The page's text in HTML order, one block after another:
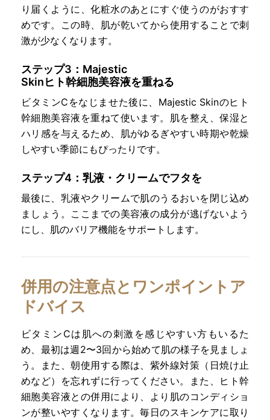
り届くように、化粧水のあとにすぐ使うのがおすす
めです。この時、肌が乾いてから使用することで刺
激が少なくなります。
ステップ3：Majestic
Skinヒト幹細胞美容液を重ねる
ビタミンCをなじませた後に、Majestic Skinのヒト
幹細胞美容液を重ねて使います。肌を整え、保湿と
ハリ感を与えるため、肌がゆるぎやすい時期や乾燥
しやすい季節にもぴったりです。
ステップ4：乳液・クリームでフタを
最後に、乳液やクリームで肌のうるおいを閉じ込め
ましょう。ここまでの美容液の成分が逃げないよう
にし、肌のバリア機能をサポートします。
併用の注意点とワンポイントア
ドバイス
ビタミンCは肌への刺激を感じやすい方もいるた
め、最初は週2〜3回から始めて肌の様子を見ましょ
う。また、朝使用する際は、紫外線対策（日焼け止
めなど）を忘れずに行ってください。また、ヒト幹
細胞美容液との併用により、より肌のコンディショ
ンが整いやすくなります。毎日のスキンケアに取り